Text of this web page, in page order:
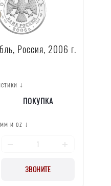
Россия, 2006 г.
↓
ПОКУПКА
и oz ↓
ЗВОНИТЕ